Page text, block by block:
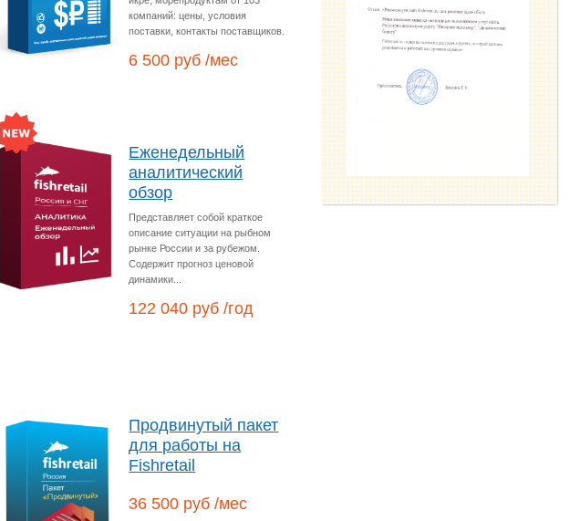
компаний: цены, условия
поставки, контакты поставщиков.
6 500 руб /мес
Еженедельный
аналитический
обзор
Представляет собой краткое
описание ситуации на рыбном
рынке России и за рубежом.
Содержит прогноз ценовой
динамики...
122 040 руб /год
Продвинутый пакет
для работы на
Fishretail
36 500 руб /мес